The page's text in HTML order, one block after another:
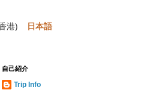
港) 日本語
自己紹介
Trip Info